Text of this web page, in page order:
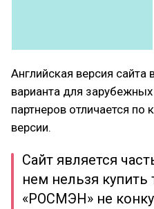
Английская версия
варианта для
партнеров отличается по
версии.
Сайт является
нем нельзя купить
«РОСМЭН» не